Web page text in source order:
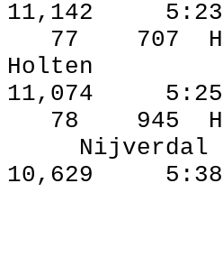
11,142
5:23
77
707
Holten
11,074
5:25
78
945
Nijverdal
10,629
5:38